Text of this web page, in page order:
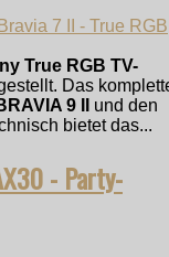
True RGB TV-
Das
9 II
und den
bietet das...
- Party-